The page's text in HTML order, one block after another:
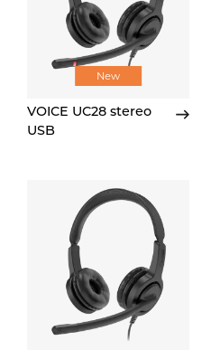
New
VOICE UC28 stereo
USB